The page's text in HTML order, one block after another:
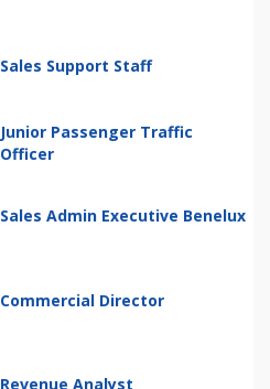
Sales Support Staff
Junior Passenger Traffic
Officer
Sales Admin Executive Benelux
Commercial Director
Revenue Analyst